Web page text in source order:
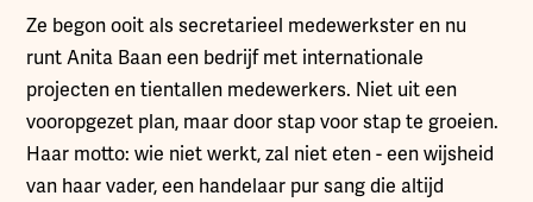
Ze begon ooit als secretarieel medewerkster en nu
runt Anita Baan een bedrijf met internationale
projecten en tientallen medewerkers. Niet uit een
vooropgezet plan, maar door stap voor stap te groeien.
Haar motto: wie niet werkt, zal niet eten - een wijsheid
van haar vader, een handelaar pur sang die altijd